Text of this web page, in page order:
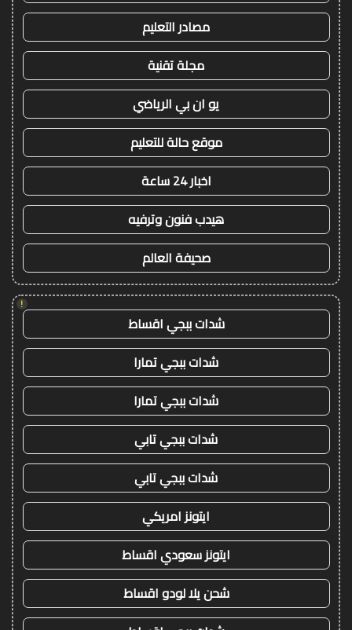
مصادر التعليم
مجلة تقنية
يو ان بي الرياضي
موقع حالة للتعليم
اخبار 24 ساعة
هيدب فنون وترفيه
صحيفة العالم
!
شدات ببجي اقساط
شدات ببجي تمارا
شدات ببجي تمارا
شدات ببجي تابي
شدات ببجي تابي
ايتونز امريكي
ايتونز سعودي اقساط
شحن يلا لودو اقساط